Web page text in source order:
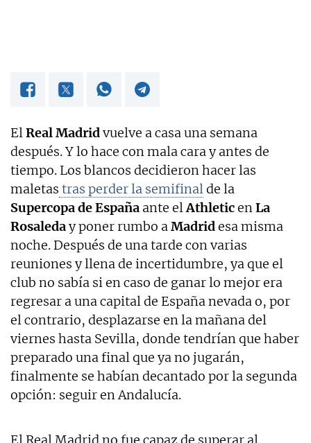
ElReal Madridvuelve a casa una semana
después. Y lo hace con mala cara y antes de
tiempo. Los blancos decidieron hacer las
maletas tras perder la semifinalde la
Supercopa de España ante elAthleticenLa
Rosaleday poner rumbo aMadridesa misma
noche. Después de una tarde con varias
reuniones y llena de incertidumbre, ya que el
club no sabía si en caso de ganar lo mejor era
regresar a una capital de España nevada o, por
el contrario, desplazarse en la mañana del
viernes hasta Sevilla, donde tendrían que haber
preparado una final que ya no jugarán,
finalmente se habían decantado por la segunda
opción: seguir en Andalucía.
El Real Madrid no fue capaz de superar al